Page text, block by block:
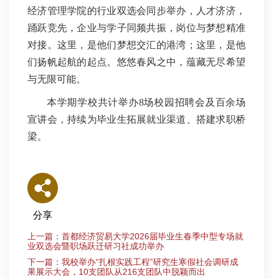
经济管理学院的行业双选会同步举办，人才济济，
踊跃竞先，企业与学子同频共振，岗位与梦想精准
对接。这里，是他们梦想交汇的港湾；这里，是他
们扬帆起航的起点。悠悠春风之中，蕴藏无尽希望
与无限可能。
本学期学校共计举办8场校园招聘会及百余场
宣讲会，持续为毕业生拓展就业渠道、搭建求职桥
梁。
分享
上一篇：首都经济贸易大学2026届毕业生春季中型专场就
业双选会暨职场跃迁研习社成功举办
下一篇：我校举办“扎根实践工程”研究生寒假社会调研成
果展示大会，10支团队从216支团队中脱颖而出